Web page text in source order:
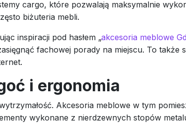
cargo, które pozwalają maksymalnie
biżuteria mebli.
inspiracji pod hasłem „akcesoria meblowe
fachowej porady na miejscu. To także
i ergonomia
Akcesoria meblowe w tym
wykonane z nierdzewnych stopów